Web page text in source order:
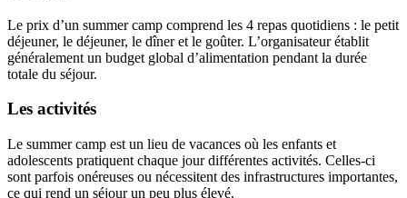
Le prix d’un summer camp comprend les 4 repas quotidiens : le petit
déjeuner, le déjeuner, le dîner et le goûter. L’organisateur établit
généralement un budget global d’alimentation pendant la durée
totale du séjour.
Les activités
Le summer camp est un lieu de vacances où les enfants et
adolescents pratiquent chaque jour différentes activités. Celles-ci
sont parfois onéreuses ou nécessitent des infrastructures importantes,
ce qui rend un séjour un peu plus élevé.